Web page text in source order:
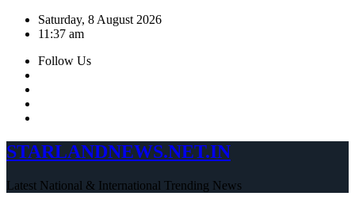
Skip
Saturday, 8 August 2026
11:37 am
Follow Us
STARLANDNEWS.NET.IN
Latest National & International Trending News